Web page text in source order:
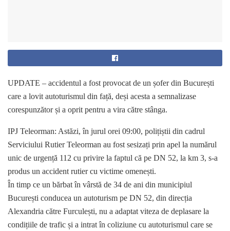
UPDATE – accidentul a fost provocat de un șofer din București
care a lovit autoturismul din față, deși acesta a semnalizase
corespunzător și a oprit pentru a vira către stânga.
IPJ Teleorman: Astăzi, în jurul orei 09:00, polițiștii din cadrul
Serviciului Rutier Teleorman au fost sesizați prin apel la numărul
unic de urgență 112 cu privire la faptul că pe DN 52, la km 3, s-a
produs un accident rutier cu victime omenești.
În timp ce un bărbat în vârstă de 34 de ani din municipiul
București conducea un autoturism pe DN 52, din direcția
Alexandria către Furculești, nu a adaptat viteza de deplasare la
condițiile de trafic și a intrat în coliziune cu autoturismul care se